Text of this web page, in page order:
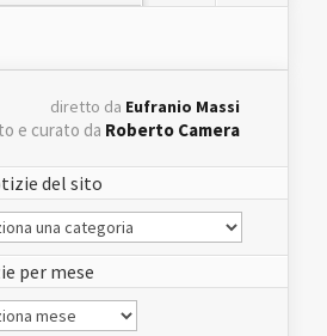
diretto da Eufranio Massi
e curato da Roberto Camera
del sito
per mese